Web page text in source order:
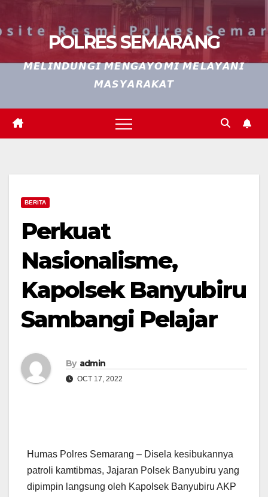
POLRES SEMARANG
𝙈𝙀𝙇𝙄𝙉𝘿𝙐𝙉𝙂𝙄 𝙈𝙀𝙉𝙂𝘼𝙔𝙊𝙈𝙄 𝙈𝙀𝙇𝘼𝙔𝘼𝙉𝙄
𝙈𝘼𝙎𝙔𝘼𝙍𝘼𝙆𝘼𝙏
BERITA
Perkuat
Nasionalisme,
Kapolsek Banyubiru
Sambangi Pelajar
By admin
OCT 17, 2022
Humas Polres Semarang – Disela kesibukannya
patroli kamtibmas, Jajaran Polsek Banyubiru yang
dipimpin langsung oleh Kapolsek Banyubiru AKP